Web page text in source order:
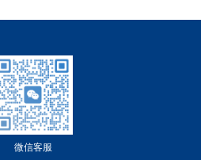
微信客服